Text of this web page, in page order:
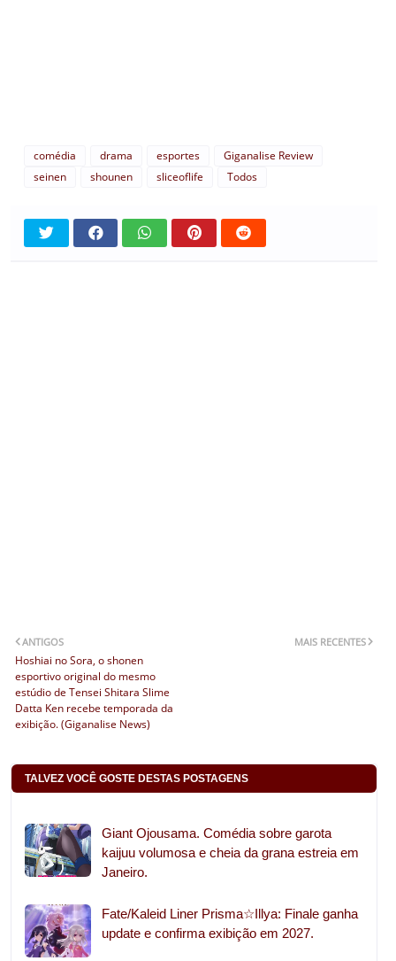
comédia drama esportes
Giganalise Review
seinen
shounen sliceoflife Todos
MAIS RECENTES
ANTIGOS
Hoshiai no Sora, o shonen
esportivo original do mesmo
estúdio de Tensei Shitara Slime
Datta Ken recebe temporada da
exibição. (Giganalise News)
TALVEZ VOCÊ GOSTE DESTAS POSTAGENS
Giant Ojousama. Comédia sobre garota
kaijuu volumosa e cheia da grana estreia em
Janeiro.
Fate/Kaleid Liner Prisma☆Illya: Finale ganha
update e confirma exibição em 2027.